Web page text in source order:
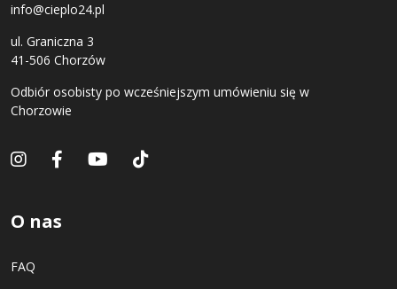
info@cieplo24.pl
ul. Graniczna 3
41-506 Chorzów
Odbiór osobisty po wcześniejszym umówieniu się w
Chorzowie
O nas
FAQ